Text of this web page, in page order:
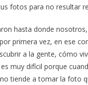
fotos para no resultar
hasta donde
primera vez, en ese
a la gente, cómo
muy difícil porque
tiende a tomar la foto